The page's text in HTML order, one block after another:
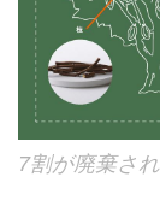
7割が廃棄さ